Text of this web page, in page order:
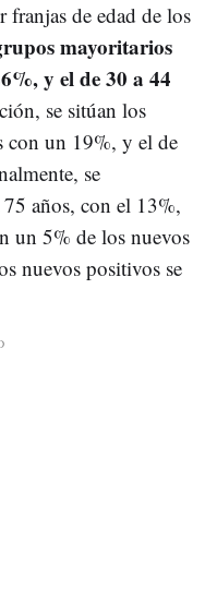
de edad de los
mayoritarios
y el de 30 a 44
se sitúan los
con un 19%, y el de
se
años, con el 13%,
un 5% de los nuevos
nuevos positivos se